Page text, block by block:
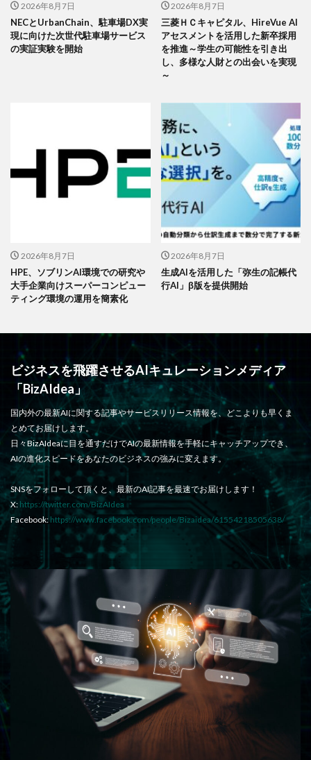
2026年8月7日
NECとUrbanChain、駐車場DX実
現に向けた次世代駐車場サービス
の実証実験を開始
2026年8月7日
三菱ＨＣキャピタル、HireVue AI
アセスメントを活用した新卒採用
を推進～学生の可能性を引き出
し、多様な人財との出会いを実現
～
2026年8月7日
HPE、ソブリンAI環境での研究や
大手企業向けスーパーコンピュー
ティング環境の運用を簡素化
2026年8月7日
生成AIを活用した「弥生の記帳代
行AI」β版を提供開始
ビジネスを飛躍させるAIキュレーションメディア
「BizAIdea」
国内外の最新AIに関する記事やサービスリリース情報を、どこよりも早くま
とめてお届けします。
日々BizAIdeaに目を通すだけでAIの最新情報を手軽にキャッチアップでき、
AIの進化スピードをあなたのビジネスの強みに変えます。
SNSをフォローして頂くと、最新のAI記事を最速でお届けします！
X: https://twitter.com/BizAIdea
Facebook: https://www.facebook.com/people/Bizaidea/61554218505638/